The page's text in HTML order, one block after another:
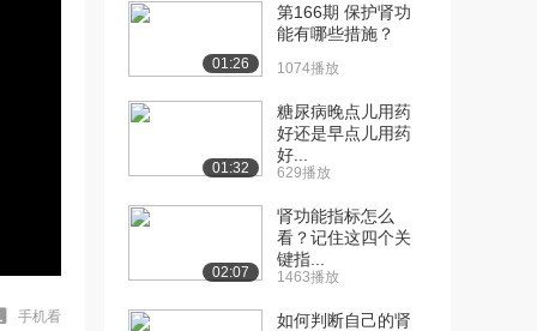
手机看
01:26
第166期 保护肾功
能有哪些措施？
1074播放
01:32
糖尿病晚点儿用药
好还是早点儿用药
好...
629播放
02:07
肾功能指标怎么
看？记住这四个关
键指...
1463播放
如何判断自己的肾